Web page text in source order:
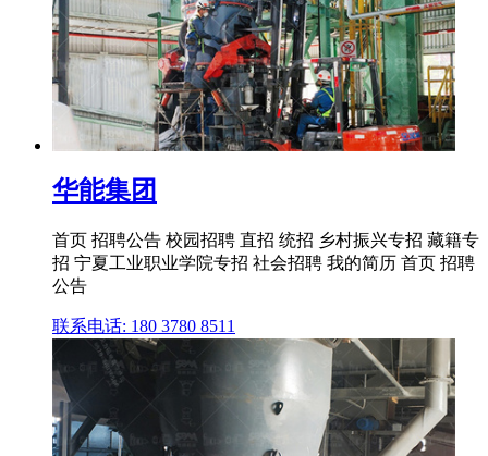
华能集团
首页 招聘公告 校园招聘 直招 统招 乡村振兴专招 藏籍专
招 宁夏工业职业学院专招 社会招聘 我的简历 首页 招聘
公告
联系电话: 180 3780 8511